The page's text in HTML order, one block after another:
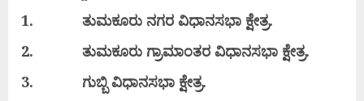
1.
ತುಮಕೂರು ನಗರ ವಿಧಾನಸಭಾ ಕ್ಷೇತ್ರ.
2. ತುಮಕೂರು ಗ್ರಾಮಾಂತರ ವಿಧಾನಸಭಾ ಕ್ಷೇತ್ರ.
3. ಗುಬ್ಬಿ ವಿಧಾನಸಭಾ ಕ್ಷೇತ್ರ.